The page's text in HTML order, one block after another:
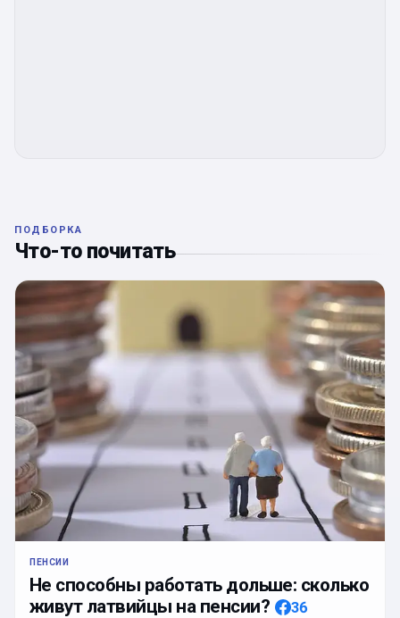
ПОДБОРКА
Что-то почитать
ПЕНСИИ
Не способны работать дольше: сколько
живут латвийцы на пенсии?
36